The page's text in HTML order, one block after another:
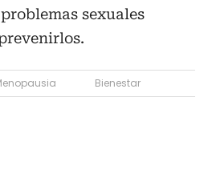
sexuales
Bienestar